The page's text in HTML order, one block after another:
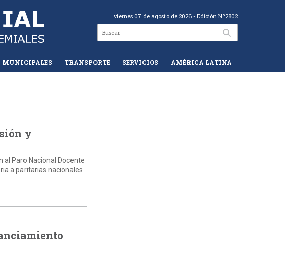
viernes 07 de agosto de 2026 - Edición Nº2802
MUNICIPALES TRANSPORTE SERVICIOS AMÉRICA LATINA
y
al Paro Nacional Docente
a paritarias nacionales